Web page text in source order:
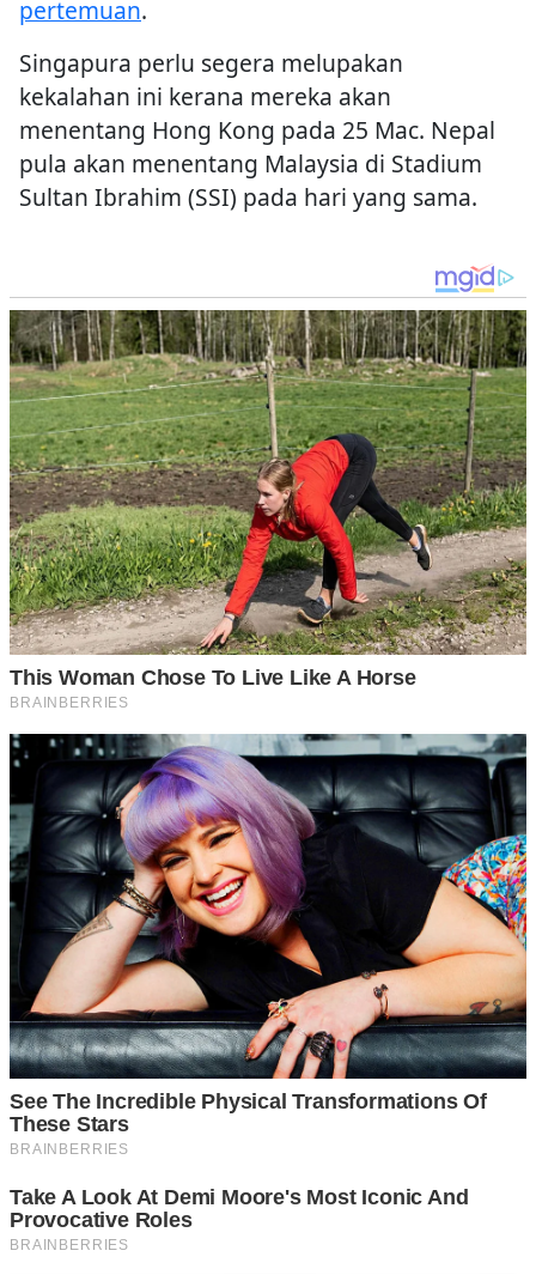
pertemuan.
Singapura perlu segera melupakan
kekalahan ini kerana mereka akan
menentang Hong Kong pada 25 Mac. Nepal
pula akan menentang Malaysia di Stadium
Sultan Ibrahim (SSI) pada hari yang sama.